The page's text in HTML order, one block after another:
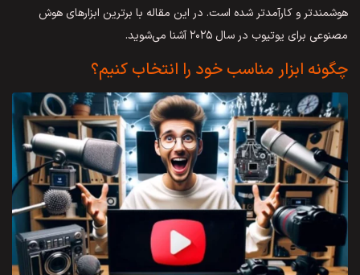
هوشمندتر و کارآمدتر شده است. در این مقاله با برترین ابزارهای هوش
مصنوعی برای یوتیوب در سال ۲۰۲۵ آشنا می‌شوید.
چگونه ابزار مناسب خود را انتخاب کنیم؟